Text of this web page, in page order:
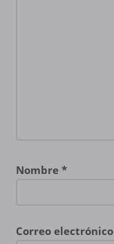
Nombre *
Correo electrónico